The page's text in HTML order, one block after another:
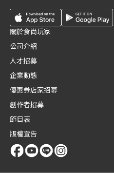
關於食尚玩家
公司介紹
人才招募
企業動態
優惠券店家招募
創作者招募
節目表
版權宣告